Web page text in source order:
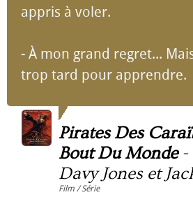
appris à voler.
- À mon grand regret...
trop tard pour apprendre.
Pirates Des
Bout Du Monde-
Davy Jones et
Film / Série